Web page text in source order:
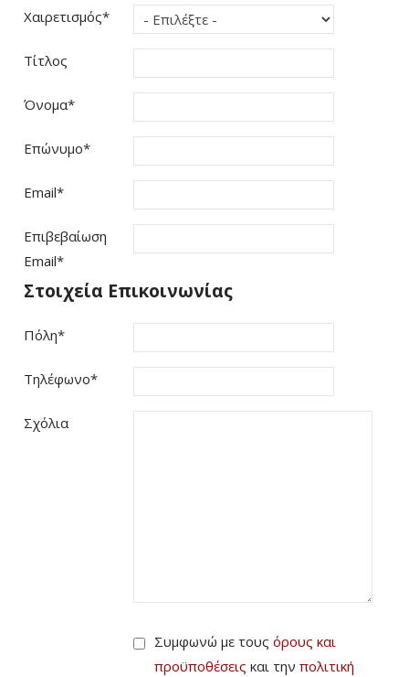
Χαιρετισμός*
Τίτλος
Όνομα*
Επώνυμο*
Email*
Επιβεβαίωση
Email*
Στοιχεία Επικοινωνίας
Πόλη*
Τηλέφωνο*
Σχόλια
Συμφωνώ με τους όρους και
προϋποθέσεις και την πολιτική